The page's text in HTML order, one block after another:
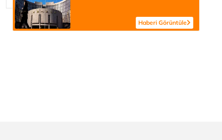
Haberi Görüntüle